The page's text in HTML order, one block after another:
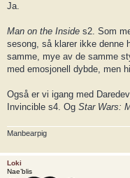
Ja.
Man on the Inside s2. Som
sesong, så klarer ikke denne
samme, mye av de samme
med emosjonell dybde, men
Også er vi igang med
Invincible s4. Og Star Wars:
Manbearpig
Loki
Nae’blis